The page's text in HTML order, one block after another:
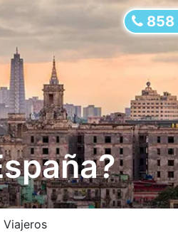
858
Viajeros